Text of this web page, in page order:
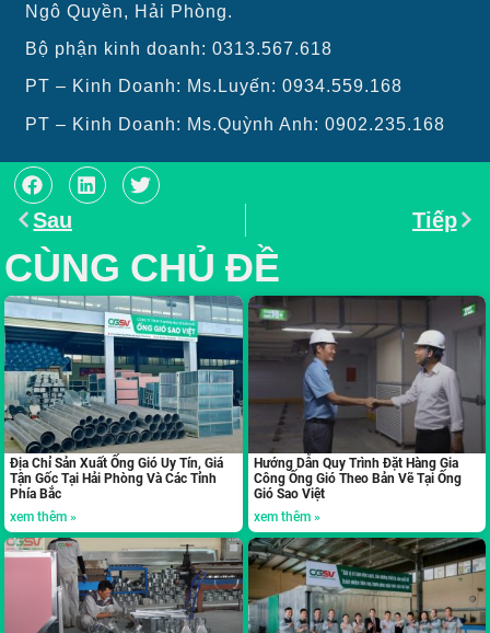
Ngô Quyền, Hải Phòng.
Bộ phận kinh doanh: 0313.567.618
PT – Kinh Doanh: Ms.Luyến: 0934.559.168
PT – Kinh Doanh: Ms.Quỳnh Anh: 0902.235.168
Sau Tiếp
CÙNG CHỦ ĐỀ
Địa Chỉ Sản Xuất Ống Gió Uy Tín, Giá
Tận Gốc Tại Hải Phòng Và Các Tỉnh
Phía Bắc
xem thêm »
Hướng Dẫn Quy Trình Đặt Hàng Gia
Công Ống Gió Theo Bản Vẽ Tại Ống
Gió Sao Việt
xem thêm »